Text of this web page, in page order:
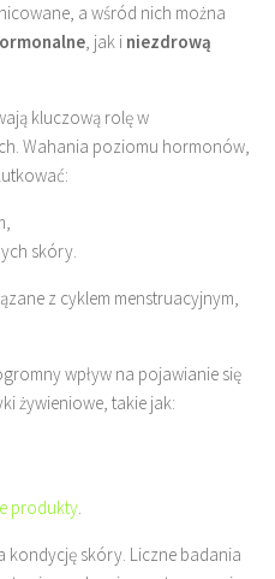
a wśród nich można
, jak i niezdrową
kluczową rolę w
Wahania poziomu hormonów,
skóry.
z cyklem menstruacyjnym,
wpływ na pojawianie się
żywieniowe, takie jak:
produkty.
kondycję skóry. Liczne badania